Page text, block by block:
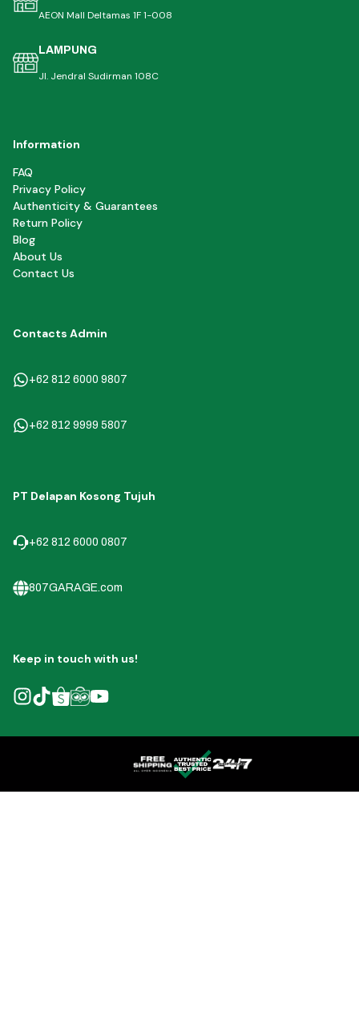
AEON Mall Deltamas 1F 1-008
LAMPUNG
Jl. Jendral Sudirman 108C
Information
FAQ
Privacy Policy
Authenticity & Guarantees
Return Policy
Blog
About Us
Contact Us
Contacts Admin
+62 812 6000 9807
+62 812 9999 5807
PT Delapan Kosong Tujuh
+62 812 6000 0807
807GARAGE.com
Keep in touch with us!